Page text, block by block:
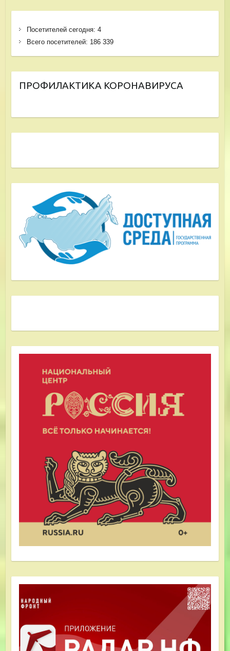
Посетителей сегодня: 4
Всего посетителей: 186 339
ПРОФИЛАКТИКА КОРОНАВИРУСА